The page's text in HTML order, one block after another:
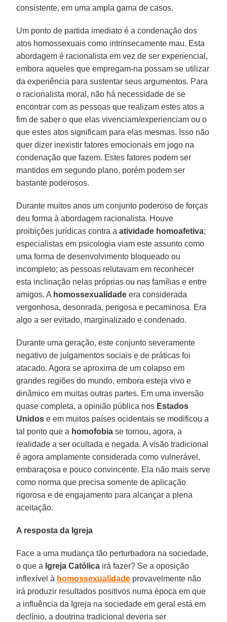
consistente, em uma ampla gama de casos.
Um ponto de partida imediato é a condenação dos
atos homossexuais como intrinsecamente mau. Esta
abordagem é racionalista em vez de ser experiencial,
embora aqueles que empregam-na possam se utilizar
da experiência para sustentar seus argumentos. Para
o racionalista moral, não há necessidade de se
encontrar com as pessoas que realizam estes atos a
fim de saber o que elas vivenciam/experienciam ou o
que estes atos significam para elas mesmas. Isso não
quer dizer inexistir fatores emocionais em jogo na
condenação que fazem. Estes fatores podem ser
mantidos em segundo plano, porém podem ser
bastante poderosos.
Durante muitos anos um conjunto poderoso de forças
deu forma à abordagem racionalista. Houve
proibições jurídicas contra aatividade homoafetiva;
especialistas em psicologia viam este assunto como
uma forma de desenvolvimento bloqueado ou
incompleto; as pessoas relutavam em reconhecer
esta inclinação nelas próprias ou nas famílias e entre
amigos. A homossexualidade era considerada
vergonhosa, desonrada, perigosa e pecaminosa. Era
algo a ser evitado, marginalizado e condenado.
Durante uma geração, este conjunto severamente
negativo de julgamentos sociais e de práticas foi
atacado. Agora se aproxima de um colapso em
grandes regiões do mundo, embora esteja vivo e
dinâmico em muitas outras partes. Em uma inversão
quase completa, a opinião pública nos Estados
Unidos e em muitos países ocidentais se modificou a
tal ponto que a homofobia se tornou, agora, a
realidade a ser ocultada e negada. A visão tradicional
é agora amplamente considerada como vulnerável,
embaraçosa e pouco convincente. Ela não mais serve
como norma que precisa somente de aplicação
rigorosa e de engajamento para alcançar a plena
aceitação.
A resposta da Igreja
Face a uma mudança tão perturbadora na sociedade,
o que a Igreja Católica irá fazer? Se a oposição
inflexível à homossexualidade provavelmente não
irá produzir resultados positivos numa época em que
a influência da Igreja na sociedade em geral está em
declínio, a doutrina tradicional deveria ser